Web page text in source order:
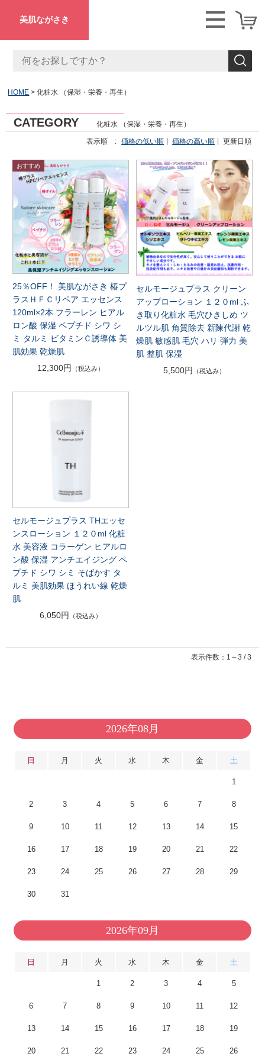
美肌ながさき
HOME 化粧水 （保湿・栄養・再生）
CATEGORY 化粧水 （保湿・栄養・再生）
表示順 : 価格の低い順 価格の高い順 更新日順
25％OFF！ 美肌ながさき 椿プ
ラスＨＦＣリペア エッセンス
120ml×2本 フラーレン ヒアル
ロン酸 保湿 ペプチド シワ シ
ミ タルミ ビタミンＣ誘導体 美
肌効果 乾燥肌
12,300円
（税込み）
セルモージュプラス クリーン
アップローション １２０ml ふ
き取り化粧水 毛穴ひきしめ ツ
ルツル肌 角質除去 新陳代謝 乾
燥肌 敏感肌 毛穴 ハリ 弾力 美
肌 整肌 保湿
5,500円
（税込み）
セルモージュプラス THエッセ
ンスローション １２０ml 化粧
水 美容液 コラーゲン ヒアルロ
ン酸 保湿 アンチエイジング ペ
プチド シワ シミ そばかす タ
ルミ 美肌効果 ほうれい線 乾燥
肌
6,050円
（税込み）
表示件数：1～3 / 3
2026年08月
日 月 火 水 木 金 土
1
2 3 4 5 6 7 8
9 10 11 12 13 14 15
16 17 18 19 20 21 22
23 24 25 26 27 28 29
30 31
2026年09月
日 月 火 水 木 金 土
1 2 3 4 5
6 7 8 9 10 11 12
13 14 15 16 17 18 19
20 21 22 23 24 25 26